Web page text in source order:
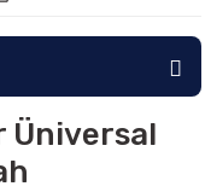
Üniversal